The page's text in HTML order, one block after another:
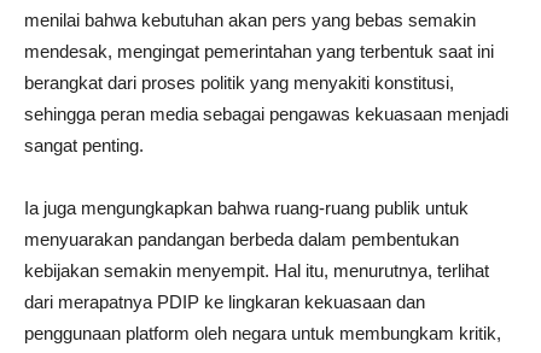
menilai bahwa kebutuhan akan pers yang bebas semakin
mendesak, mengingat pemerintahan yang terbentuk saat ini
berangkat dari proses politik yang menyakiti konstitusi,
sehingga peran media sebagai pengawas kekuasaan menjadi
sangat penting.
Ia juga mengungkapkan bahwa ruang-ruang publik untuk
menyuarakan pandangan berbeda dalam pembentukan
kebijakan semakin menyempit. Hal itu, menurutnya, terlihat
dari merapatnya PDIP ke lingkaran kekuasaan dan
penggunaan platform oleh negara untuk membungkam kritik,